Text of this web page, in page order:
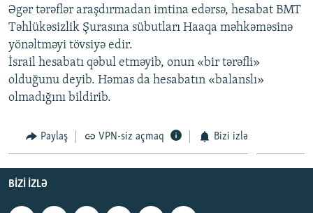
BIZIMLƏ ƏLAQƏ
XƏBƏR BÜLLETENLƏRIMIZ
Əgər tərəflər araşdırmadan imtina edərsə, hesabat BMT
Təhlükəsizlik Şurasına sübutları Haaqa məhkəməsinə
yönəltməyi tövsiyə edir.
İsrail hesabatı qəbul etməyib, onun «bir tərəfli»
olduğunu deyib. Həmas da hesabatın «balanslı»
olmadığını bildirib.
Paylaş VPN-siz açmaq Bizi izlə
BIZI IZLƏ